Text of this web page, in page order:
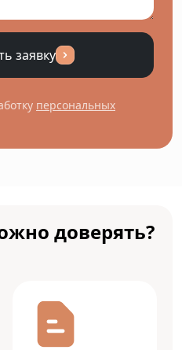
заявку
персональных
доверять?